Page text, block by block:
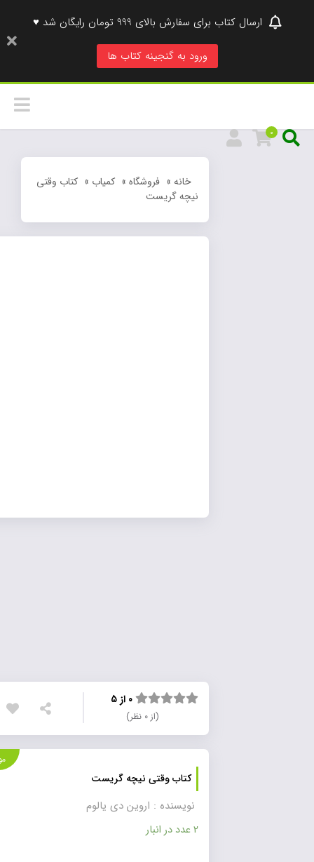
ارسال کتاب برای سفارش بالای 999 تومان رایگان شد ♥
ورود به گنجینه کتاب ها
فروشگاه » کمیاب» کتاب وقتی
نیچه گریست
۰ از ۵
کتاب وقتی نیچه گریست
موجود
نویسنده : اروین دی یالوم